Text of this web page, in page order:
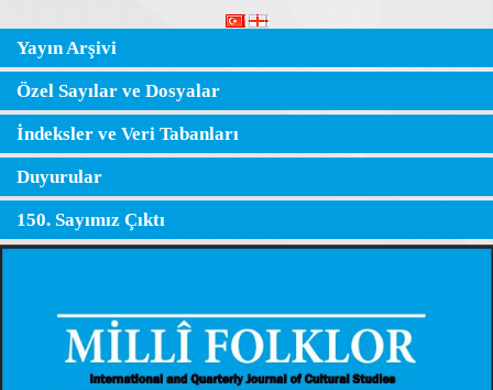
Yayın Arşivi
Özel Sayılar ve Dosyalar
İndeksler ve Veri Tabanları
Duyurular
150. Sayımız Çıktı